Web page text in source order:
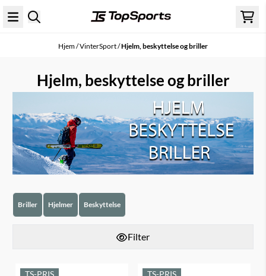
Hopp til innhold
Hjem/VinterSport/Hjelm, beskyttelse og briller
Hjelm, beskyttelse og briller
Briller Hjelmer Beskyttelse
Filter